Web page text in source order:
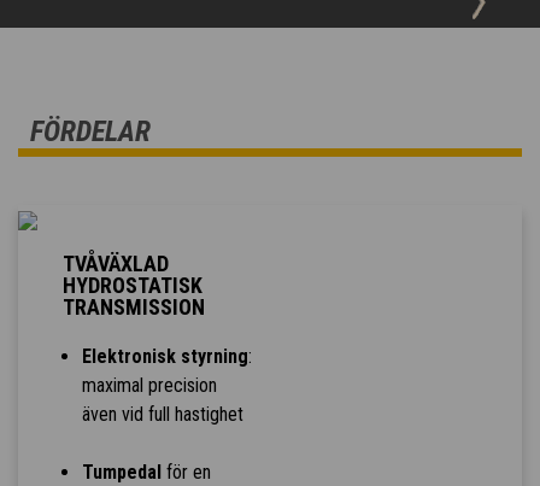
FÖRDELAR
TVÅVÄXLAD
HYDROSTATISK
TRANSMISSION
Elektronisk styrning:
maximal precision
även vid full hastighet
Tumpedal för en